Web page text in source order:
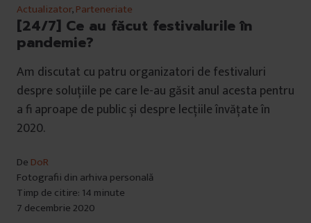
Actualizator,Parteneriate
[24/7] Ce au făcut festivalurile în
pandemie?
Am discutat cu patru organizatori de festivaluri
despre soluțiile pe care le-au găsit anul acesta pentru
a fi aproape de public și despre lecțiile învățate în
2020.
De DoR
Fotografii din arhiva personală
Timp de citire: 14 minute
7 decembrie 2020